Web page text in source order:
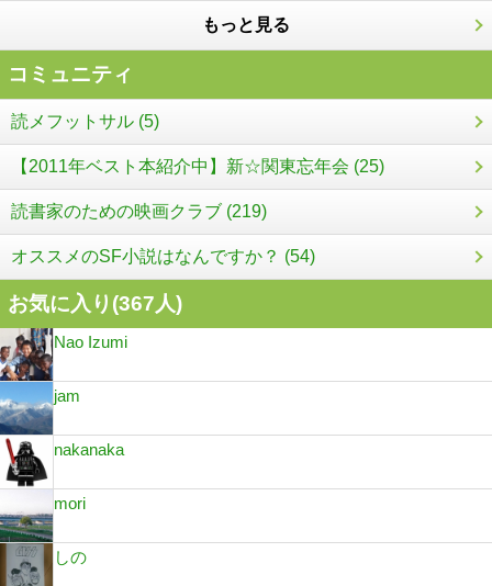
もっと見る
コミュニティ
読メフットサル (5)
【2011年ベスト本紹介中】新☆関東忘年会 (25)
読書家のための映画クラブ (219)
オススメのSF小説はなんですか？ (54)
お気に入り(367人)
Nao Izumi
jam
nakanaka
mori
しの